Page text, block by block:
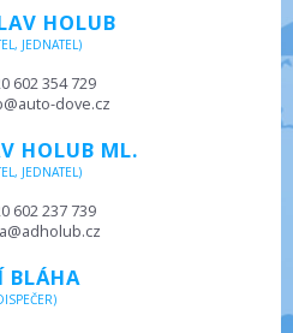
HOLUB
JEDNATEL)
602 354 729
dove.cz
HOLUB ML.
JEDNATEL)
602 237 739
BLÁHA